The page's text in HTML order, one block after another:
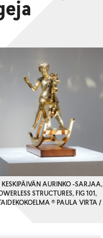
AURINKO -SARJAA,
STRUCTURES, FIG 101,
© PAULA VIRTA /